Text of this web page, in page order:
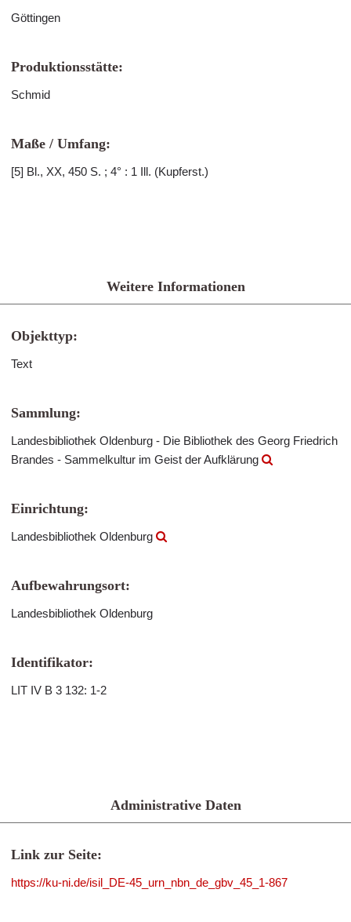
Göttingen
Produktionsstätte:
Schmid
Maße / Umfang:
[5] Bl., XX, 450 S. ; 4° : 1 Ill. (Kupferst.)
Weitere Informationen
Objekttyp:
Text
Sammlung:
Landesbibliothek Oldenburg - Die Bibliothek des Georg Friedrich
Brandes - Sammelkultur im Geist der Aufklärung
Einrichtung:
Landesbibliothek Oldenburg
Aufbewahrungsort:
Landesbibliothek Oldenburg
Identifikator:
LIT IV B 3 132: 1-2
Administrative Daten
Link zur Seite:
https://ku-ni.de/isil_DE-45_urn_nbn_de_gbv_45_1-867